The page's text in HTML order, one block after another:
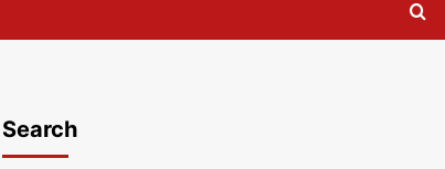
Search